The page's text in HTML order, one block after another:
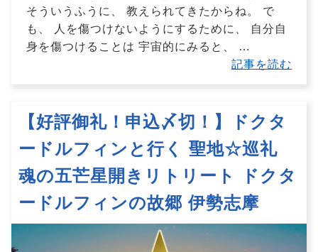
そういうふうに、 教えられてきたからね。 で
も、 人を傷つけないようにするために、 自分自
身を傷つけることは 宇宙的にみると、
…
記事を読む
【好評御礼！申込〆切！】ドクタ
ードルフィンと行く 聖地☆巡礼
魂の五芒星開きリトリート ドクタ
ードルフィンの故郷 伊勢志摩